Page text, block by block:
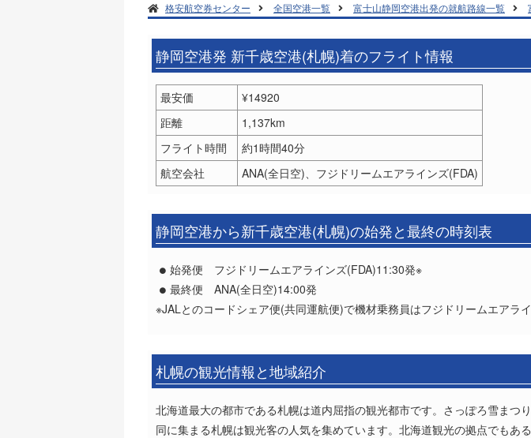
格安航空券センター 全国空港一覧 富士山静岡空港出発の就航路線一覧
静岡空港発 新千歳空港(札幌)着のフライト情報
最安価
¥14920
距離
1,137km
フライト時間
約1時間40分
航空会社
ANA(全日空)、フジドリームエアラインズ(FDA)
静岡空港から新千歳空港(札幌)の始発と最終の時刻表
始発便 フジドリームエアラインズ(FDA)11:30発※
最終便 ANA(全日空)14:00発
※JALとのコードシェア便(共同運航便)で機材乗務員はフジドリームエアラ
札幌の観光情報と地域紹介
北海道最大の都市である札幌は道内屈指の観光都市です。さっぽろ雪ま
同に集まる札幌は観光客の人気を集めています。北海道観光の拠点でもあ